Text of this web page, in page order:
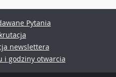
Pytania
newslettera
i godziny otwarcia